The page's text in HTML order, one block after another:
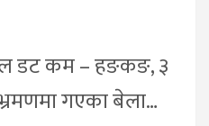
डट कम – हङकङ, ३
गएका बेला…